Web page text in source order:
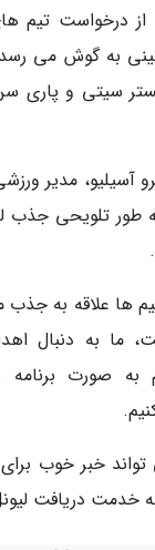
از درخواست تیم
به گوش می
سیتی و پاری
آسیلیو، مدیر
تلویحی جذب
ها علاقه به جذب
ما به دنبال
صورت برنامه
خبر خوب
به خدمت دریافت